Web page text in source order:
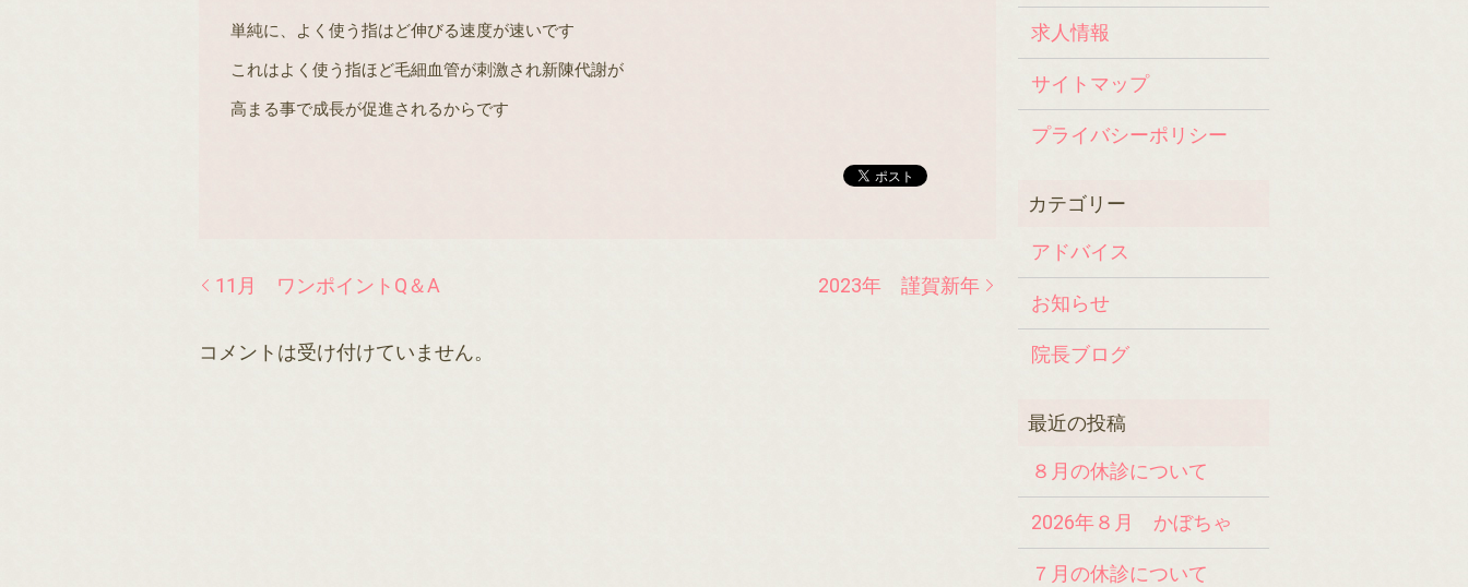
単純に、よく使う指はど伸びる速度が速いです
これはよく使う指ほど毛細血管が刺激され新陳代謝が
高まる事で成長が促進されるからです
11月 ワンポイントQ＆A 2023年 謹賀新年
コメントは受け付けていません。
求人情報
サイトマップ
プライバシーポリシー
アドバイス
お知らせ
院長ブログ
８月の休診について
2026年８月 かぼちゃ
７月の休診について